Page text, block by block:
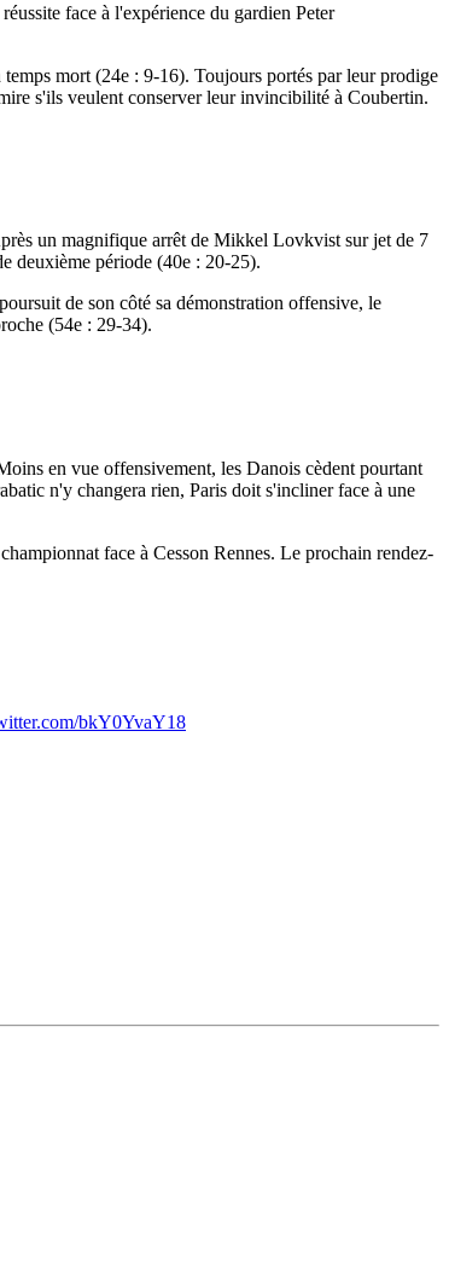
face à l'expérience du gardien Peter
mort (24e : 9-16). Toujours portés par leur prodige
s'ils veulent conserver leur invincibilité à Coubertin.
un magnifique arrêt de Mikkel Lovkvist sur jet de 7
deuxième période (40e : 20-25).
de son côté sa démonstration offensive, le
(54e : 29-34).
en vue offensivement, les Danois cèdent pourtant
n'y changera rien, Paris doit s'incliner face à une
face à Cesson Rennes. Le prochain rendez-
bkY0YvaY18